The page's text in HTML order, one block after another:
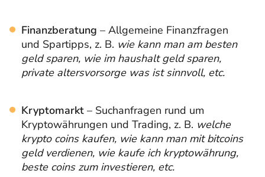
Finanzberatung – Allgemeine Finanzfragen
und Spartipps, z. B. wie kann man am besten
geld sparen, wie im haushalt geld sparen,
private altersvorsorge was ist sinnvoll, etc.
Kryptomarkt – Suchanfragen rund um
Kryptowährungen und Trading, z. B. welche
krypto coins kaufen, wie kann man mit bitcoins
geld verdienen, wie kaufe ich kryptowährung,
beste coins zum investieren, etc.